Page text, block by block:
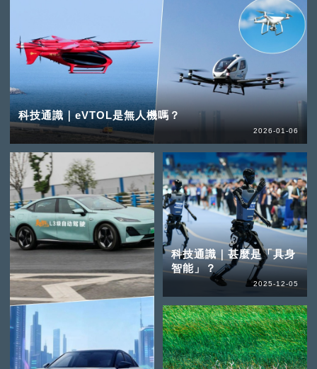
科技通識｜eVTOL是無人機嗎？
2026-01-06
科技通識｜甚麼是「具身
智能」？
2025-12-05